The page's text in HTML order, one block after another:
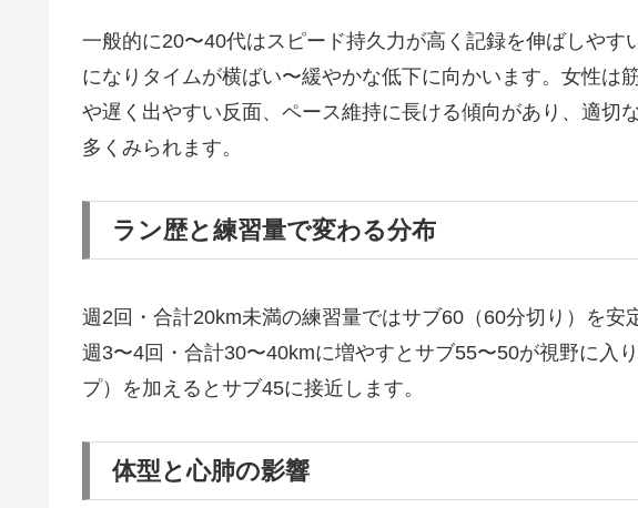
一般的に20〜40代はスピード持久力が高く記録を伸ばしやす
になりタイムが横ばい〜緩やかな低下に向かいます。女性は
や遅く出やすい反面、ペース維持に長ける傾向があり、適切
多くみられます。
ラン歴と練習量で変わる分布
週2回・合計20km未満の練習量ではサブ60（60分切り）を安
週3〜4回・合計30〜40kmに増やすとサブ55〜50が視野に入
プ）を加えるとサブ45に接近します。
体型と心肺の影響